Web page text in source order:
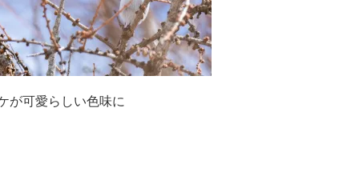
が可愛らしい色味に